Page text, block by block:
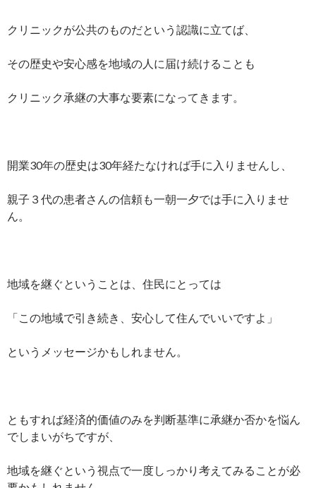
クリニックが公共のものだという認識に立てば、
その歴史や安心感を地域の人に届け続けることも
クリニック承継の大事な要素になってきます。
開業30年の歴史は30年経たなければ手に入りませんし、
親子３代の患者さんの信頼も一朝一夕では手に入りませ
ん。
地域を継ぐということは、住民にとっては
「この地域で引き続き、安心して住んでいいですよ」
というメッセージかもしれません。
ともすれば経済的価値のみを判断基準に承継か否かを悩ん
でしまいがちですが、
地域を継ぐという視点で一度しっかり考えてみることが必